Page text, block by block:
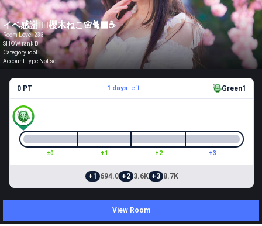
イベ感謝❤️‍🔥櫻木ねこ🌸🐈‍⬛☕
Room Level 233
SHOW rank B
Category idol
Account Type Not set
0 PT 1 daysleft Green1
±0 +1 +2 +3
+1 694.0 +2 3.6K +3 8.7K
View Room